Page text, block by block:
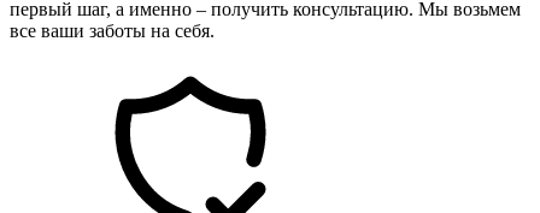
первый шаг, а именно – получить консультацию. Мы возьмем
все ваши заботы на себя.